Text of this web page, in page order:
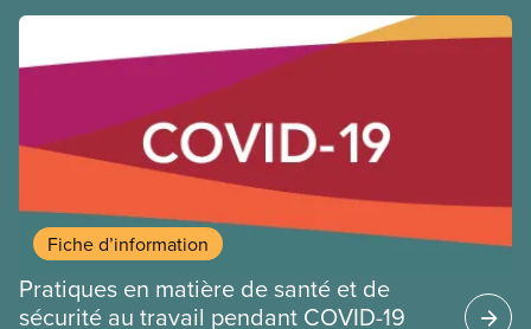
Fiche d’information
Pratiques en matière de santé et de
sécurité au travail pendant COVID-19